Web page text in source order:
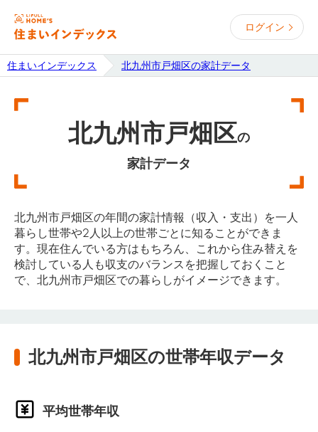
ログイン
住まいインデックス 北九州市戸畑区の家計データ
北九州市戸畑区の
家計データ
北九州市戸畑区の年間の家計情報（収入・支出）を一人
暮らし世帯や2人以上の世帯ごとに知ることができま
す。現在住んでいる方はもちろん、これから住み替えを
検討している人も収支のバランスを把握しておくこと
で、北九州市戸畑区での暮らしがイメージできます。
北九州市戸畑区の世帯年収データ
平均世帯年収